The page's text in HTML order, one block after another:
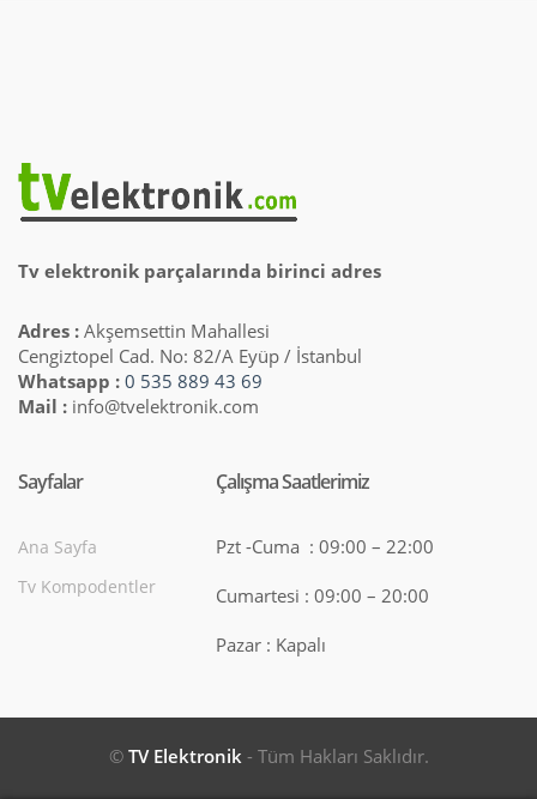
Tv elektronik parçalarında birinci adres
Adres : Akşemsettin Mahallesi
Cengiztopel Cad. No: 82/A Eyüp / İstanbul
Whatsapp : 0 535 889 43 69
Mail : info@tvelektronik.com
Sayfalar
Ana Sayfa
Tv Kompodentler
Çalışma Saatlerimiz
Pzt -Cuma : 09:00 – 22:00
Cumartesi : 09:00 – 20:00
Pazar : Kapalı
© TV Elektronik- Tüm Hakları Saklıdır.